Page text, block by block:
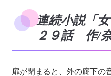
連続小説「
２９話 作/
扉が閉まると、外の廊下の